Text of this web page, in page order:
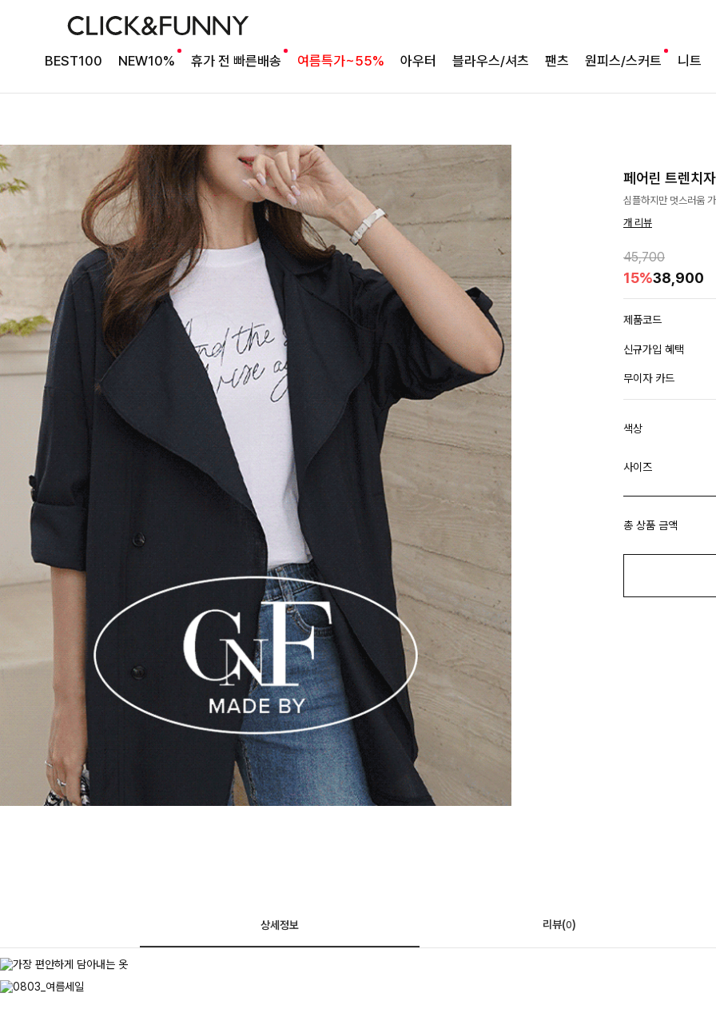
BEST100 NEW10% 휴가 전 빠른배송 여름특가~55% 아우터 블라우스/셔츠 팬츠 원피스/스커트 니트
페어린 트렌치
심플하지만 멋스러움
개 리뷰
45,700
15%38,900
제품코드
신규가입 혜택
무이자 카드
색상
사이즈
총 상품 금액
상세정보 리뷰(0)